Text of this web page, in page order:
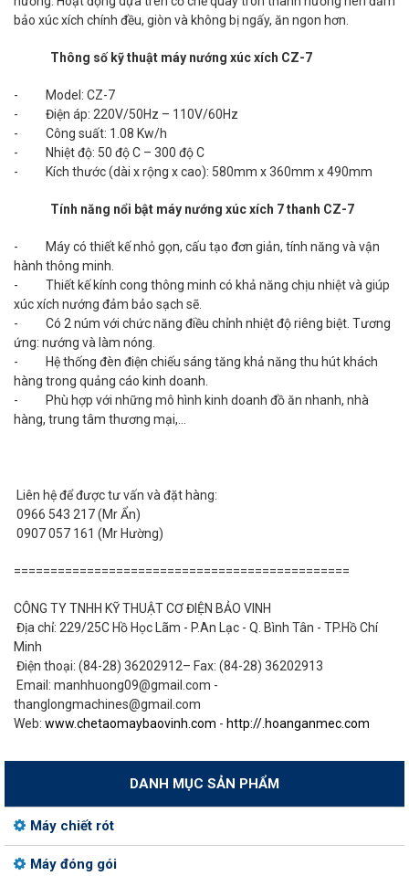
bảo xúc xích chính đều, giòn và không bị ngấy, ăn ngon hơn.
Thông số kỹ thuật máy nướng xúc xích CZ-7
- Model: CZ-7
- Điện áp: 220V/50Hz – 110V/60Hz
- Công suất: 1.08 Kw/h
- Nhiệt độ: 50 độ C – 300 độ C
- Kích thước (dài x rộng x cao): 580mm x 360mm x 490mm
Tính năng nổi bật máy nướng xúc xích 7 thanh CZ-7
- Máy có thiết kế nhỏ gọn, cấu tạo đơn giản, tính năng và vận
hành thông minh.
- Thiết kế kính cong thông minh có khả năng chịu nhiệt và giúp
xúc xích nướng đảm bảo sạch sẽ.
- Có 2 núm với chức năng điều chỉnh nhiệt độ riêng biệt. Tương
ứng: nướng và làm nóng.
- Hệ thống đèn điện chiếu sáng tăng khả năng thu hút khách
hàng trong quảng cáo kinh doanh.
- Phù hợp với những mô hình kinh doanh đồ ăn nhanh, nhà
hàng, trung tâm thương mại,...
Liên hệ để được tư vấn và đặt hàng:
0966 543 217 (Mr Ẩn)
0907 057 161 (Mr Hường)
==============================================
CÔNG TY TNHH KỸ THUẬT CƠ ĐIỆN BẢO VINH
Địa chỉ: 229/25C Hồ Học Lãm - P.An Lạc - Q. Bình Tân - TP.Hồ Chí
Minh
Điện thoại: (84-28) 36202912– Fax: (84-28) 36202913
Email: manhhuong09@gmail.com -
thanglongmachines@gmail.com
Web: www.chetaomaybaovinh.com - http://.hoanganmec.com
DANH MỤC SẢN PHẨM
Máy chiết rót
Máy đóng gói